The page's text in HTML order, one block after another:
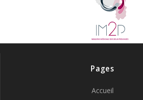
Pages
Accueil